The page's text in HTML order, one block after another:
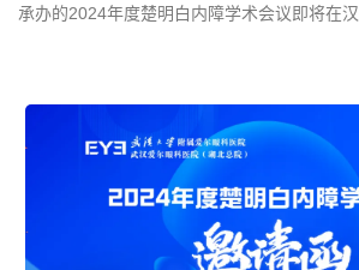
承办的2024年度楚明白内障学术会议即将在